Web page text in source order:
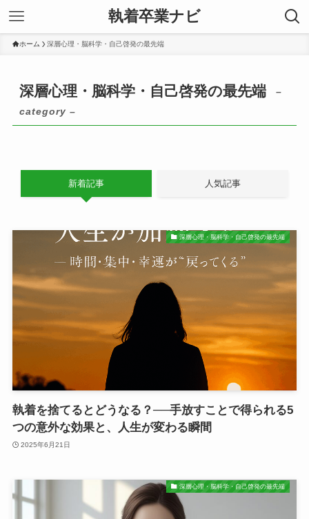
執着卒業ナビ
ホーム 深層心理・脳科学・自己啓発の最先端
深層心理・脳科学・自己啓発の最先端
–
category –
新着記事 人気記事
深層心理・脳科学・自己啓発の最先端
執着を捨てるとどうなる？──手放すことで得られる5
つの意外な効果と、人生が変わる瞬間
2025年6月21日
深層心理・脳科学・自己啓発の最先端